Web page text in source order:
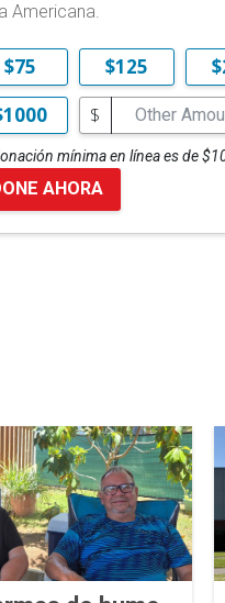
Americana.
$75 $125
$
mínima en línea es de
AHORA